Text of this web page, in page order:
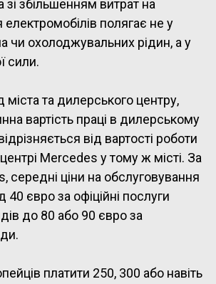
збільшенням витрат на
полягає не у
чи охолоджувальних рідин, а у
сили.
міста та дилерського центру,
вартість праці в дилерському
від вартості роботи
Mercedes у тому ж місті. За
середні ціни на обслуговування
40 євро за офіційні послуги
до 80 або 90 євро за
платити 250, 300 або навіть